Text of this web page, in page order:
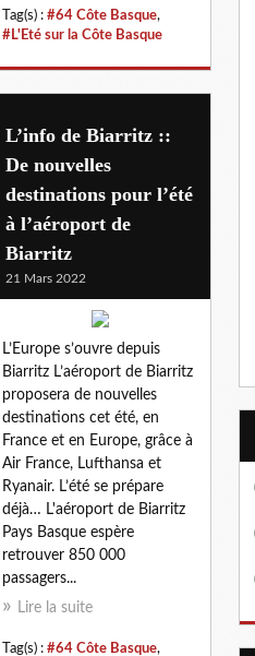
Tag(s) : #64 Côte Basque,
#L'Eté sur la Côte Basque
L’info de Biarritz ::
De nouvelles
destinations pour l’été
à l’aéroport de
Biarritz
21 Mars 2022
L’Europe s’ouvre depuis
Biarritz L’aéroport de Biarritz
proposera de nouvelles
destinations cet été, en
France et en Europe, grâce à
Air France, Lufthansa et
Ryanair. L’été se prépare
déjà… L'aéroport de Biarritz
Pays Basque espère
retrouver 850 000
passagers...
Lire la suite
Tag(s) : #64 Côte Basque,